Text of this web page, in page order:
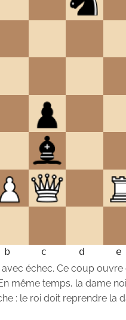
échec. Ce coup
même temps, la dame
: le roi doit reprendre la